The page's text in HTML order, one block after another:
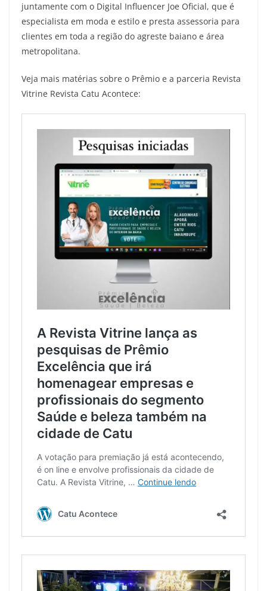
juntamente com o Digital Influencer Joe Oficial, que é
especialista em moda e estilo e presta assessoria para
clientes em toda a região do agreste baiano e área
metropolitana.
Veja mais matérias sobre o Prêmio e a parceria Revista
Vitrine Revista Catu Acontece: